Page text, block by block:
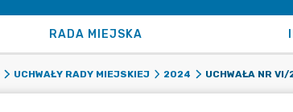
RADA MIEJSKA
UCHWAŁY RADY MIEJSKIEJ 2024